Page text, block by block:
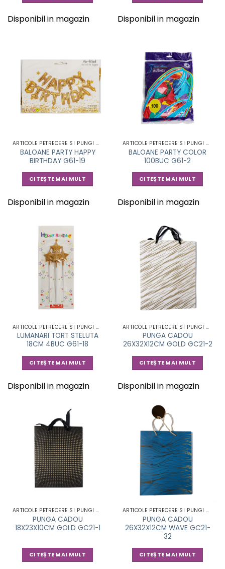
Disponibil in magazin Disponibil in magazin
ARTICOLE PETRECERE SI PUNGI CADOU
BALOANE PARTY HAPPY
BIRTHDAY G61-19
CITEȘTE MAI MULT
Disponibil in magazin
ARTICOLE PETRECERE SI PUNGI CADOU
BALOANE PARTY COLOR
100BUC G61-2
CITEȘTE MAI MULT
Disponibil in magazin
ARTICOLE PETRECERE SI PUNGI CADOU
LUMANARI TORT STELUTA
18CM 4BUC G61-18
CITEȘTE MAI MULT
Disponibil in magazin
ARTICOLE PETRECERE SI PUNGI CADOU
PUNGA CADOU
26X32X12CM GOLD GC21-2
CITEȘTE MAI MULT
Disponibil in magazin
ARTICOLE PETRECERE SI PUNGI CADOU
PUNGA CADOU
18X23X10CM GOLD GC21-1
CITEȘTE MAI MULT
ARTICOLE PETRECERE SI PUNGI CADOU
PUNGA CADOU
26X32X12CM WAVE GC21-
32
CITEȘTE MAI MULT